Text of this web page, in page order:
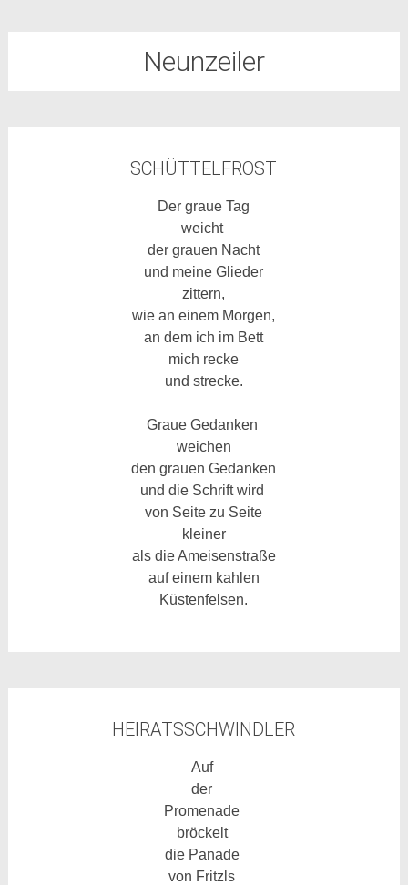
Neunzeiler
SCHÜTTELFROST
Der graue Tag
weicht
der grauen Nacht
und meine Glieder
zittern,
wie an einem Morgen,
an dem ich im Bett
mich recke
und strecke.
Graue Gedanken
weichen
den grauen Gedanken
und die Schrift wird
von Seite zu Seite
kleiner
als die Ameisenstraße
auf einem kahlen
Küstenfelsen.
HEIRATSSCHWINDLER
Auf
der
Promenade
bröckelt
die Panade
von Fritzls